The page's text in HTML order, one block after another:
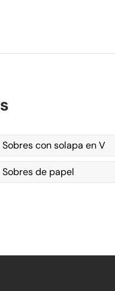
Sobres con solapa en V
Sobres de papel